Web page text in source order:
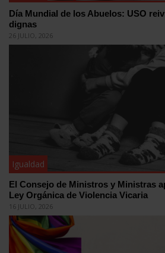
Día Mundial de los Abuelos: USO
dignas
26 JULIO, 2026
Igualdad
El Consejo de Ministros y Ministras
Ley Orgánica de Violencia Vicaria
16 JULIO, 2026